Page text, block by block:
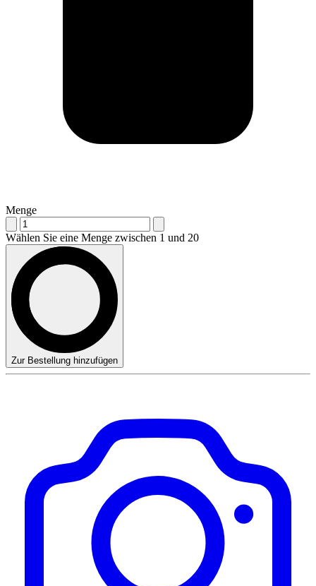
Menge
Wählen Sie eine Menge zwischen 1 und 20
Zur Bestellung hinzufügen